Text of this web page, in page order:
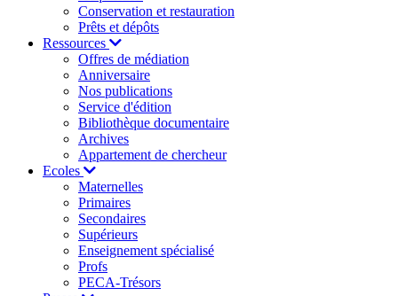
Conservation et restauration
Prêts et dépôts
Ressources
Offres de médiation
Anniversaire
Nos publications
Service d'édition
Bibliothèque documentaire
Archives
Appartement de chercheur
Ecoles
Maternelles
Primaires
Secondaires
Supérieurs
Enseignement spécialisé
Profs
PECA-Trésors